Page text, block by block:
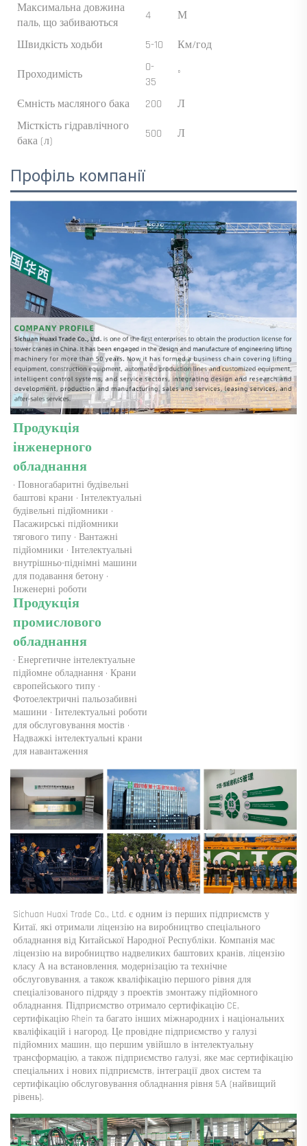
Максимальна довжина
паль, що забиваються
4 М
Швидкість ходьби 5-10 Км/год
Проходимість
0-
35
°
Ємність масляного бака 200
Л
Місткість гідравлічного
бака (л)
500 Л
Профіль компанії
Продукція
інженерного
обладнання
· Повногабаритні будівельні
баштові крани · Інтелектуальні
будівельні підйомники ·
Пасажирські підйомники
тягового типу · Вантажні
підйомники · Інтелектуальні
внутрішньо-піднімні машини
для подавання бетону ·
Інженерні роботи
Продукція
промислового
обладнання
· Енергетичне інтелектуальне
підйомне обладнання · Крани
європейського типу ·
Фотоелектричні пальозабивні
машини · Інтелектуальні роботи
для обслуговування мостів ·
Надважкі інтелектуальні крани
для навантаження
Sichuan Huaxi Trade Co., Ltd. є одним із перших підприємств у
Китаї, які отримали ліцензію на виробництво спеціального
обладнання від Китайської Народної Республіки. Компанія має
ліцензію на виробництво надвеликих баштових кранів, ліцензію
класу А на встановлення, модернізацію та технічне
обслуговування, а також кваліфікацію першого рівня для
спеціалізованого підряду з проектів змонтажу підйомного
обладнання. Підприємство отримало сертифікацію CE,
сертифікацію Rhein та багато інших міжнародних і національних
кваліфікацій і нагород. Це провідне підприємство у галузі
підйомних машин, що першим увійшло в інтелектуальну
трансформацію, а також підприємство галузі, яке має сертифікацію
спеціальних і нових підприємств, інтеграції двох систем та
сертифікацію обслуговування обладнання рівня 5А (найвищий
рівень).